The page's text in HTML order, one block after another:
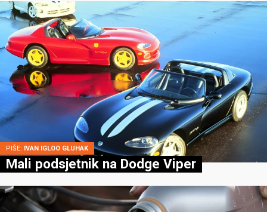
PIŠE: IVAN IGLOO GLUHAK
Mali podsjetnik na Dodge Viper